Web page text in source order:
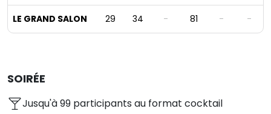
LE GRAND SALON 29 34 - 81 - -
SOIRÉE
Jusqu'à 99 participants au format cocktail